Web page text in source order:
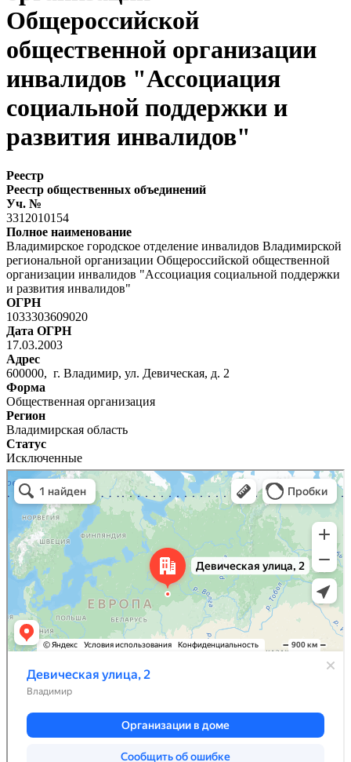
Общероссийской
общественной организации
инвалидов "Ассоциация
социальной поддержки и
развития инвалидов"
Реестр
Реестр общественных объединений
Уч. №
3312010154
Полное наименование
Владимирское городское отделение инвалидов Владимирской
региональной организации Общероссийской общественной
организации инвалидов "Ассоциация социальной поддержки
и развития инвалидов"
ОГРН
1033303609020
Дата ОГРН
17.03.2003
Адрес
600000, г. Владимир, ул. Девическая, д. 2
Форма
Общественная организация
Регион
Владимирская область
Статус
Исключенные